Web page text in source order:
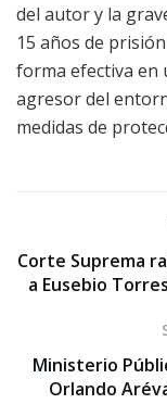
del autor y la
15 años de
forma efectiva en
agresor del
medidas de
Corte Suprema
a Eusebio
Ministerio
Orlando